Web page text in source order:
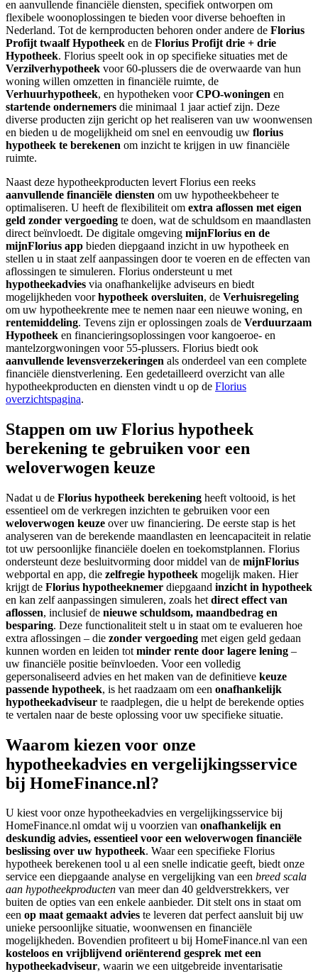
en aanvullende financiële diensten, specifiek ontworpen om
flexibele woonoplossingen te bieden voor diverse behoeften in
Nederland. Tot de kernproducten behoren onder andere de Florius
Profijt twaalf Hypotheek en de Florius Profijt drie + drie
Hypotheek. Florius speelt ook in op specifieke situaties met de
Verzilverhypotheek voor 60-plussers die de overwaarde van hun
woning willen omzetten in financiële ruimte, de
Verhuurhypotheek, en hypotheken voorCPO-woningen en
startende ondernemers die minimaal 1 jaar actief zijn. Deze
diverse producten zijn gericht op het realiseren van uw woonwensen
en bieden u de mogelijkheid om snel en eenvoudig uw florius
hypotheek te berekenen om inzicht te krijgen in uw financiële
ruimte.
Naast deze hypotheekproducten levert Florius een reeks
aanvullende financiële diensten om uw hypotheekbeheer te
optimaliseren. U heeft de flexibiliteit om extra aflossen met eigen
geld zonder vergoeding te doen, wat de schuldsom en maandlasten
direct beïnvloedt. De digitale omgeving mijnFlorius en de
mijnFlorius app bieden diepgaand inzicht in uw hypotheek en
stellen u in staat zelf aanpassingen door te voeren en de effecten van
aflossingen te simuleren. Florius ondersteunt u met
hypotheekadvies via onafhankelijke adviseurs en biedt
mogelijkheden voorhypotheek oversluiten, de Verhuisregeling
om uw hypotheekrente mee te nemen naar een nieuwe woning, en
rentemiddeling. Tevens zijn er oplossingen zoals de Verduurzaam
Hypotheek en financieringsoplossingen voor kangoeroe- en
mantelzorgwoningen voor 55-plussers. Florius biedt ook
aanvullende levensverzekeringen als onderdeel van een complete
financiële dienstverlening. Een gedetailleerd overzicht van alle
hypotheekproducten en diensten vindt u op de Florius
overzichtspagina.
Stappen om uw Florius hypotheek
berekening te gebruiken voor een
weloverwogen keuze
Nadat u de Florius hypotheek berekening heeft voltooid, is het
essentieel om de verkregen inzichten te gebruiken voor een
weloverwogen keuze over uw financiering. De eerste stap is het
analyseren van de berekende maandlasten en leencapaciteit in relatie
tot uw persoonlijke financiële doelen en toekomstplannen. Florius
ondersteunt deze besluitvorming door middel van de mijnFlorius
webportal en app, die zelfregie hypotheek mogelijk maken. Hier
krijgt de Florius hypotheeknemer diepgaand inzicht in hypotheek
en kan zelf aanpassingen simuleren, zoals het direct effect van
aflossen, inclusief de nieuwe schuldsom, maandbedrag en
besparing. Deze functionaliteit stelt u in staat om te evalueren hoe
extra aflossingen – die zonder vergoeding met eigen geld gedaan
kunnen worden en leiden tot minder rente door lagere lening –
uw financiële positie beïnvloeden. Voor een volledig
gepersonaliseerd advies en het maken van de definitieve keuze
passende hypotheek, is het raadzaam om een onafhankelijk
hypotheekadviseur te raadplegen, die u helpt de berekende opties
te vertalen naar de beste oplossing voor uw specifieke situatie.
Waarom kiezen voor onze
hypotheekadvies en vergelijkingsservice
bij HomeFinance.nl?
U kiest voor onze hypotheekadvies en vergelijkingsservice bij
HomeFinance.nl omdat wij u voorzien van onafhankelijk en
deskundig advies, essentieel voor een weloverwogen financiële
beslissing over uw hypotheek. Waar een specifieke Florius
hypotheek berekenen tool u al een snelle indicatie geeft, biedt onze
service een diepgaande analyse en vergelijking van een breed scala
aan hypotheekproducten van meer dan 40 geldverstrekkers, ver
buiten de opties van een enkele aanbieder. Dit stelt ons in staat om
een op maat gemaakt advies te leveren dat perfect aansluit bij uw
unieke persoonlijke situatie, woonwensen en financiële
mogelijkheden. Bovendien profiteert u bij HomeFinance.nl van een
kosteloos en vrijblijvend oriënterend gesprek met een
hypotheekadviseur, waarin we een uitgebreide inventarisatie